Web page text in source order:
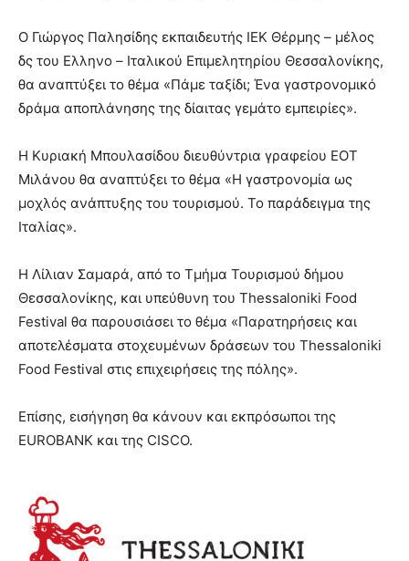
Ο Γιώργος Παλησίδης εκπαιδευτής ΙΕΚ Θέρμης – μέλος
δς του Ελληνο – Ιταλικού Επιμελητηρίου Θεσσαλονίκης,
θα αναπτύξει το θέμα «Πάμε ταξίδι; Ένα γαστρονομικό
δράμα αποπλάνησης της δίαιτας γεμάτο εμπειρίες».
Η Κυριακή Μπουλασίδου διευθύντρια γραφείου ΕΟΤ
Μιλάνου θα αναπτύξει το θέμα «Η γαστρονομία ως
μοχλός ανάπτυξης του τουρισμού. Το παράδειγμα της
Ιταλίας».
Η Λίλιαν Σαμαρά, από το Τμήμα Τουρισμού δήμου
Θεσσαλονίκης, και υπεύθυνη του Thessaloniki Food
Festival θα παρουσιάσει το θέμα «Παρατηρήσεις και
αποτελέσματα στοχευμένων δράσεων του Thessaloniki
Food Festival στις επιχειρήσεις της πόλης».
Επίσης, εισήγηση θα κάνουν και εκπρόσωποι της
EUROBANK και της CISCO.